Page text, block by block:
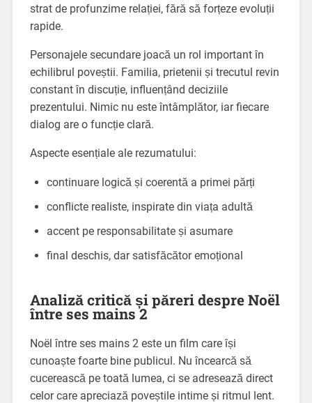
strat de profunzime relației, fără să forțeze evoluții
rapide.
Personajele secundare joacă un rol important în
echilibrul poveștii. Familia, prietenii și trecutul revin
constant în discuție, influențând deciziile
prezentului. Nimic nu este întâmplător, iar fiecare
dialog are o funcție clară.
Aspecte esențiale ale rezumatului:
continuare logică și coerentă a primei părți
conflicte realiste, inspirate din viața adultă
accent pe responsabilitate și asumare
final deschis, dar satisfăcător emoțional
Analiză critică și păreri despre Noël
între ses mains 2
Noël între ses mains 2 este un film care își
cunoaște foarte bine publicul. Nu încearcă să
cucerească pe toată lumea, ci se adresează direct
celor care apreciază poveștile intime și ritmul lent.